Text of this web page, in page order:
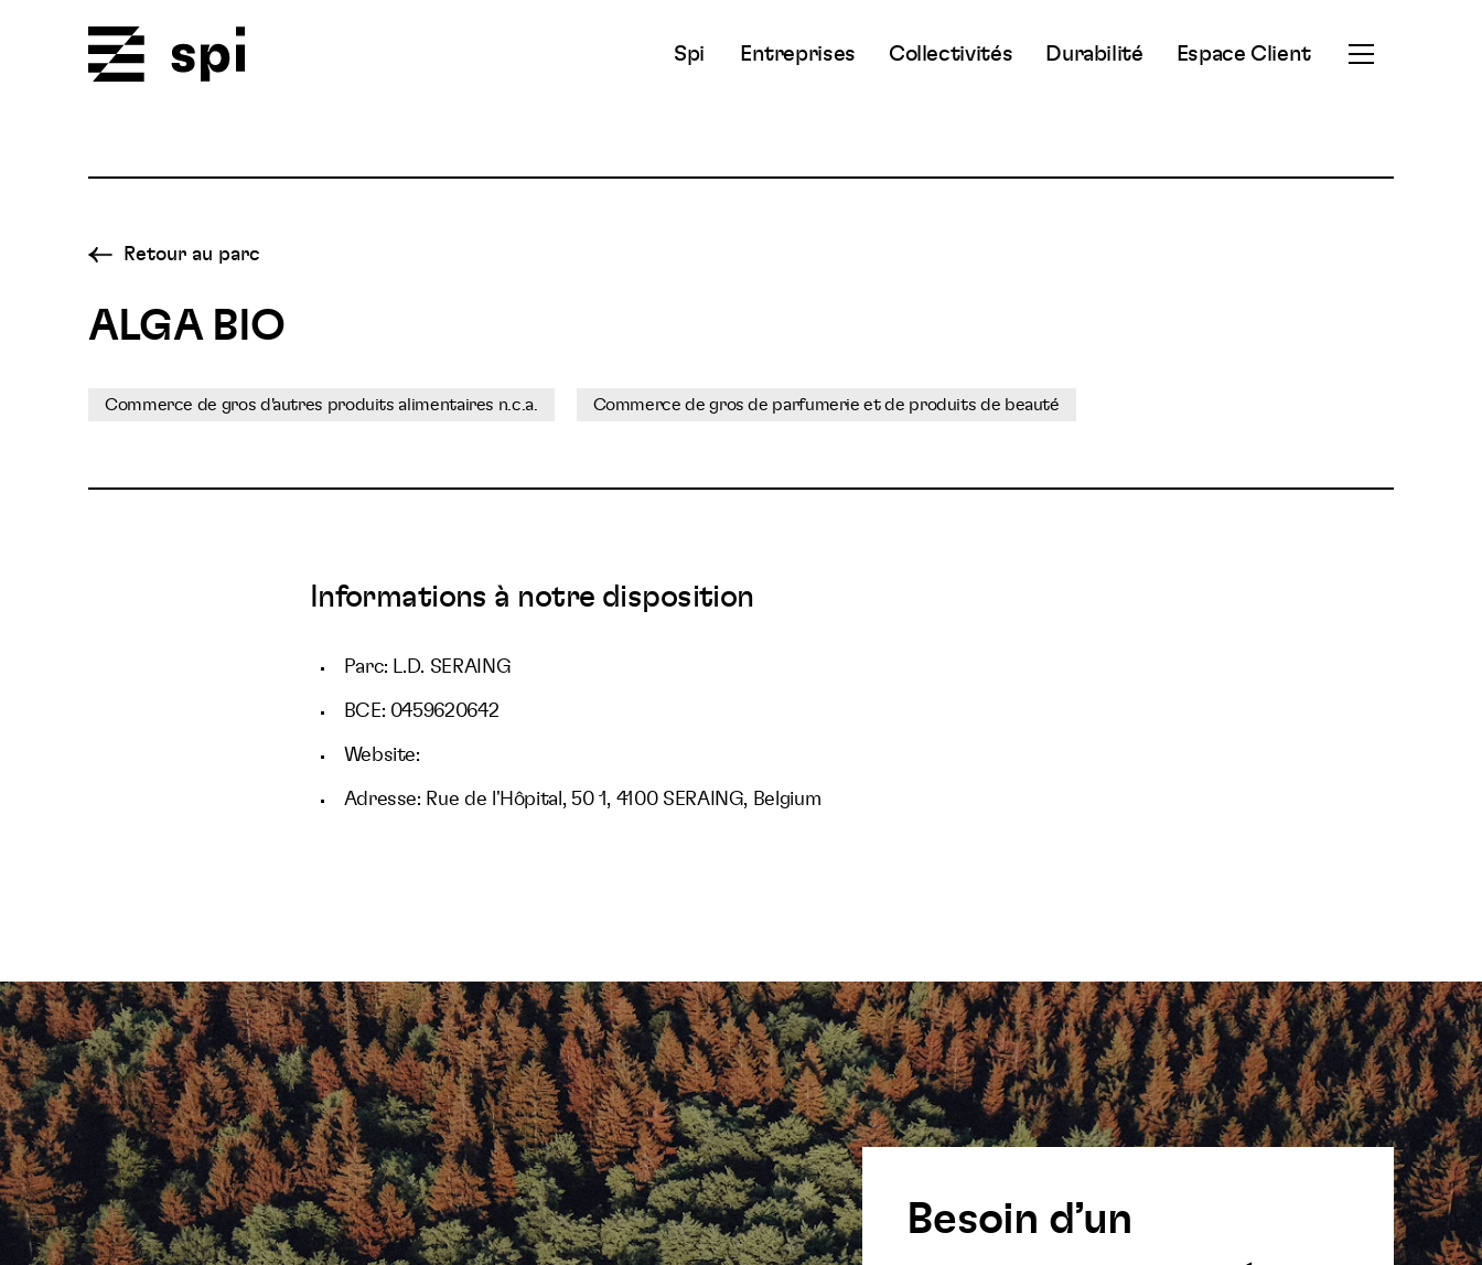
Spi Entreprises Collectivités Durabilité Espace Client
Ouvrir
Retour au parc
ALGA BIO
Commerce de gros d'autres produits alimentaires n.c.a. Commerce de gros de parfumerie et de produits de beauté
Informations à notre disposition
Parc: L.D. SERAING
BCE: 0459620642
Website:
Adresse: Rue de l'Hôpital, 50 1, 4100 SERAING, Belgium
Besoin d’un